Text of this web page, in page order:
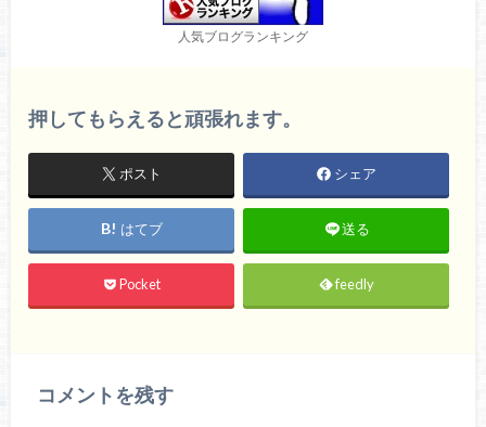
人気ブログランキング
押してもらえると頑張れます。
ポスト シェア
はてブ 送る
Pocket feedly
コメントを残す